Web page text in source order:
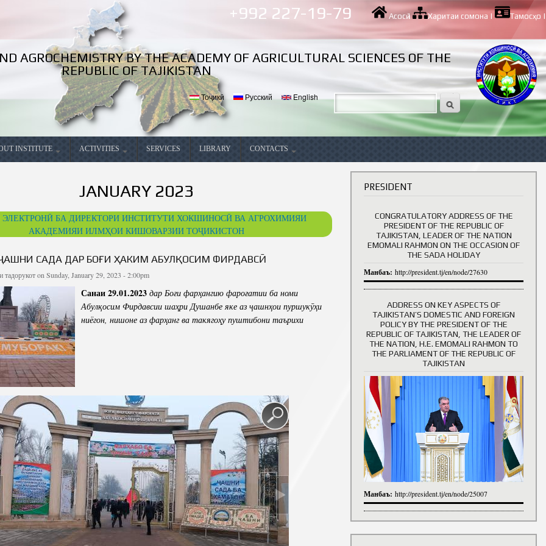
Skip to
main
content
+992 227-19-79 Асосӣ| Харитаи сомона | Тамосҳо |
AGROCHEMISTRY BY THE ACADEMY OF AGRICULTURAL SCIENCES OF THE
REPUBLIC OF TAJIKISTAN
Тоҷикӣ Русский English
PRESIDENT OF THE REPUBLIC OF
INSTITUTE
and objectives of the Institute
activities of the Institute
data
Struture of the Institute
Directors and Staff History of Directors
ACTIVITIES
Conferences, seminars and
Achievements
SERVICES LIBRARY CONTACTS
JANUARY 2023
ЭЛЕКТРОНӢ БА ДИРЕКТОРИ ИНСТИТУТИ ХОКШИНОСӢ ВА АГРОХИМИЯИ
АКАДЕМИЯИ ИЛМҲОИ КИШОВАРЗИИ ТОҶИКИСТОН
САДА ДАР БОҒИ ҲАКИМ АБУЛҚОСИМ ФИРДАВСӢ
тадорукотon Sunday, January 29, 2023 - 2:00pm
Санаи 29.01.2023 дар Боғи фарҳангию фароғатии ба номи
Абулқосим Фирдавсии шаҳри Душанбе яке аз ҷашнҳои пуршукӯҳи
ниёгон, нишоне аз фарҳанг ва такягоҳу пуштибони таърихи
PRESIDENT
CONGRATULATORY ADDRESS OF THE
PRESIDENT OF THE REPUBLIC OF
TAJIKISTAN, LEADER OF THE NATION
EMOMALI RAHMON ON THE OCCASION OF
THE SADA HOLIDAY
Манбаъ: http://president.tj/en/node/27630
ADDRESS ON KEY ASPECTS OF
TAJIKISTAN’S DOMESTIC AND FOREIGN
POLICY BY THE PRESIDENT OF THE
REPUBLIC OF TAJIKISTAN, THE LEADER OF
THE NATION, H.E. EMOMALI RAHMON TO
THE PARLIAMENT OF THE REPUBLIC OF
TAJIKISTAN
Манбаъ: http://president.tj/en/node/25007